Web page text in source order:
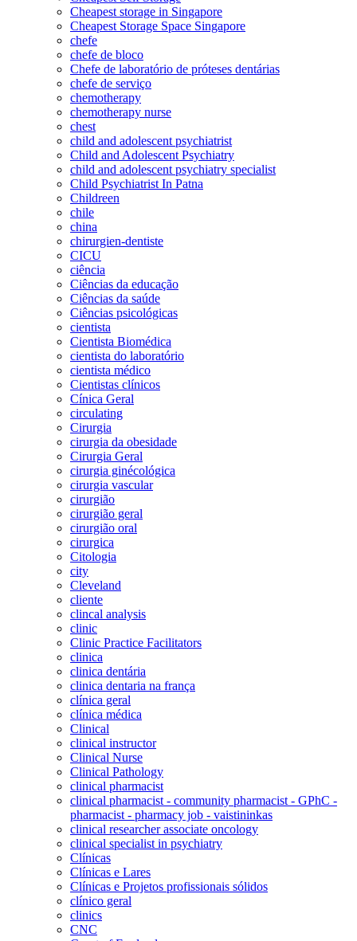
Cheapest storage in Singapore
Cheapest Storage Space Singapore
chefe
chefe de bloco
Chefe de laboratório de próteses dentárias
chefe de serviço
chemotherapy
chemotherapy nurse
chest
child and adolescent psychiatrist
Child and Adolescent Psychiatry
child and adolescent psychiatry specialist
Child Psychiatrist In Patna
Childreen
chile
china
chirurgien-dentiste
CICU
ciência
Ciências da educação
Ciências da saúde
Ciências psicológicas
cientista
Cientista Biomédica
cientista do laboratório
cientista médico
Cientistas clínicos
Cínica Geral
circulating
Cirurgia
cirurgia da obesidade
Cirurgia Geral
cirurgia ginécológica
cirurgia vascular
cirurgião
cirurgião geral
cirurgião oral
cirurgica
Citologia
city
Cleveland
cliente
clincal analysis
clinic
Clinic Practice Facilitators
clinica
clinica dentária
clinica dentaria na frança
clínica geral
clínica médica
Clinical
clinical instructor
Clinical Nurse
Clinical Pathology
clinical pharmacist
clinical pharmacist - community pharmacist - GPhC -
pharmacist - pharmacy job - vaistininkas
clinical researcher associate oncology
clinical specialist in psychiatry
Clínicas
Clínicas e Lares
Clínicas e Projetos profissionais sólidos
clínico geral
clinics
CNC